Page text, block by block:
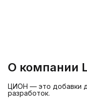
О компании
ЦИОН — это добавки
разработок.